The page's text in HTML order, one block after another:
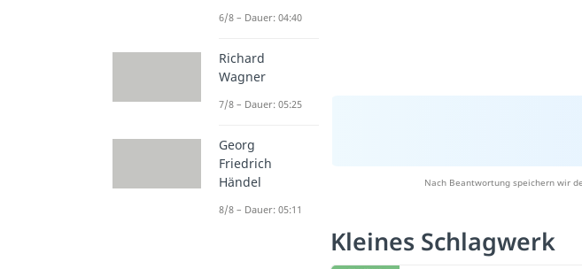
Nach Beantwortung speichern wir
Kleines Schlagwerk
6/8 – Dauer: 04:40
Richard
Wagner
7/8 – Dauer: 05:25
Georg
Friedrich
Händel
8/8 – Dauer: 05:11